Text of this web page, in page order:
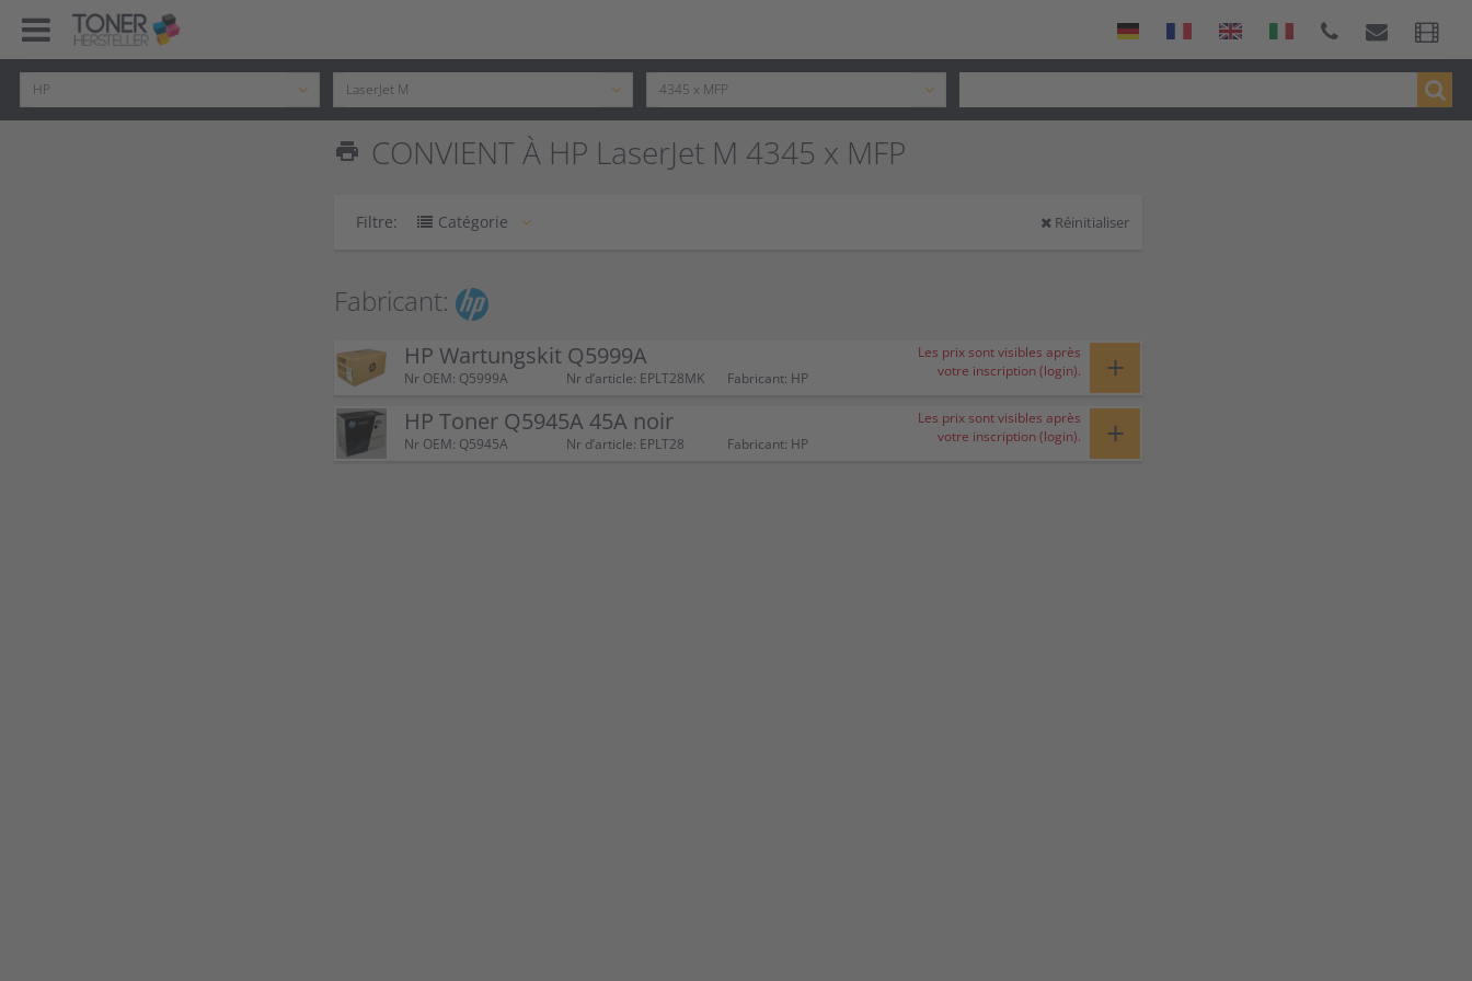
print CONVIENT À HP LaserJet M 4345 x MFP
Filtre: Catégorie Réinitialiser
Fabricant:
HP Wartungskit Q5999A
Nr OEM: Q5999A Nr d’article: EPLT28MK Fabricant: HP
Les prix sont visibles après
votre inscription (login).
+
HP Toner Q5945A 45A noir
Nr OEM: Q5945A Nr d’article: EPLT28 Fabricant: HP
Les prix sont visibles après
votre inscription (login).
+